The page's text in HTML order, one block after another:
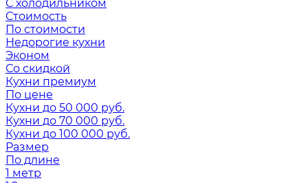
С холодильником
Стоимость
По стоимости
Недорогие кухни
Эконом
Со скидкой
Кухни премиум
По цене
Кухни до 50 000 руб.
Кухни до 70 000 руб.
Кухни до 100 000 руб.
Размер
По длине
1 метр